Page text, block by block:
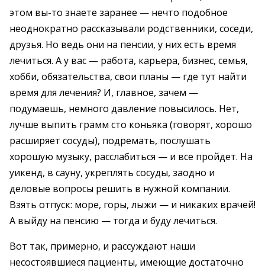
этом вы-то знаете заранее — нечто подобное
неоднократно рассказывали родственники, соседи,
друзья. Но ведь они на пенсии, у них есть время
лечиться. А у вас — работа, карьера, бизнес, семья,
хобби, обязательства, свои планы — где тут найти
время для лечения? И, главное, зачем —
подумаешь, немного давление повысилось. Нет,
лучше выпить грамм сто коньяка (говорят, хорошо
расширяет сосуды), подремать, послушать
хорошую музыку, расслабиться — и все пройдет. На
уикенд, в сауну, укреплять сосуды, заодно и
деловые вопросы решить в нужной компании.
Взять отпуск: море, горы, лыжи — и никаких врачей!
А выйду на пенсию — тогда и буду лечиться.
Вот так, примерно, и рассуждают наши
несостоявшиеся пациенты, имеющие достаточно